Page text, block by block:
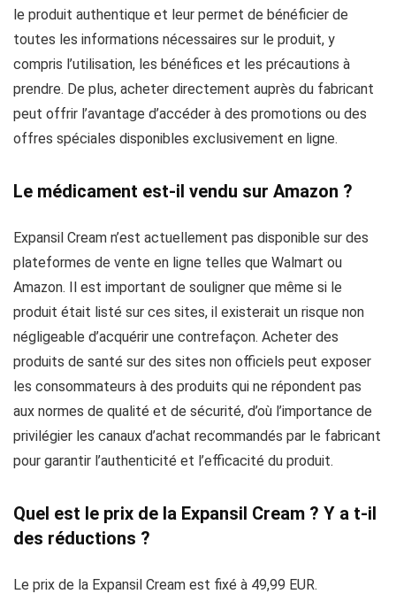
le produit authentique et leur permet de bénéficier de
toutes les informations nécessaires sur le produit, y
compris l’utilisation, les bénéfices et les précautions à
prendre. De plus, acheter directement auprès du fabricant
peut offrir l’avantage d’accéder à des promotions ou des
offres spéciales disponibles exclusivement en ligne.
Le médicament est-il vendu sur Amazon ?
Expansil Cream n’est actuellement pas disponible sur des
plateformes de vente en ligne telles que Walmart ou
Amazon. Il est important de souligner que même si le
produit était listé sur ces sites, il existerait un risque non
négligeable d’acquérir une contrefaçon. Acheter des
produits de santé sur des sites non officiels peut exposer
les consommateurs à des produits qui ne répondent pas
aux normes de qualité et de sécurité, d’où l’importance de
privilégier les canaux d’achat recommandés par le fabricant
pour garantir l’authenticité et l’efficacité du produit.
Quel est le prix de la Expansil Cream ? Y a t-il
des réductions ?
Le prix de la Expansil Cream est fixé à 49,99 EUR.